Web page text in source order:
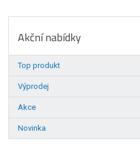
Akční nabídky
Top produkt
Výprodej
Akce
Novinka